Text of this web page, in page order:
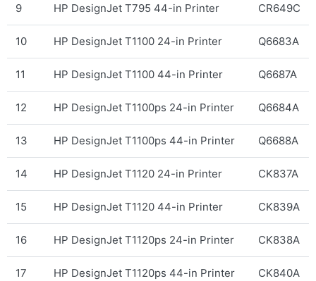
9 HP DesignJet T795 44-in Printer CR649C
10 HP DesignJet T1100 24-in Printer Q6683A
11 HP DesignJet T1100 44-in Printer Q6687A
12 HP DesignJet T1100ps 24-in Printer Q6684A
13 HP DesignJet T1100ps 44-in Printer Q6688A
14 HP DesignJet T1120 24-in Printer CK837A
15 HP DesignJet T1120 44-in Printer CK839A
16 HP DesignJet T1120ps 24-in Printer CK838A
17 HP DesignJet T1120ps 44-in Printer CK840A